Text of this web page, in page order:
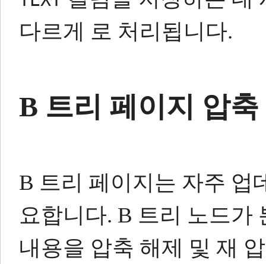
다르게 로 처리됩니다.
B 트리 페이지 압축
B 트리 페이지는 자주 업
요합니다. B 트리 노드가
내용을 압축 해제 및 재